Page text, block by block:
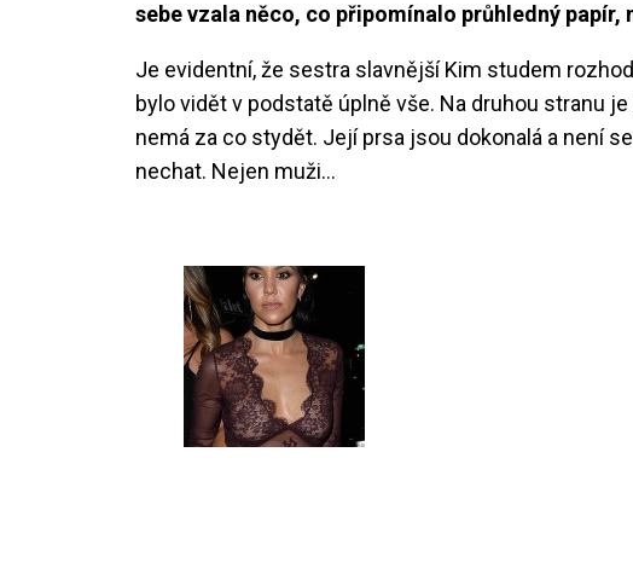
sebe vzala něco, co připomínalo průhledný papír,
Je evidentní, že sestra slavnější Kim studem
bylo vidět v podstatě úplně vše. Na druhou stranu
nemá za co stydět. Její prsa jsou dokonalá a není
nechat. Nejen muži…